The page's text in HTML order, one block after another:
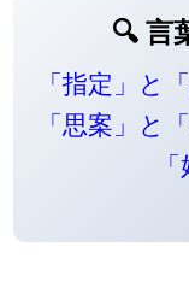
🔍 言
「指定」と
「思案」と